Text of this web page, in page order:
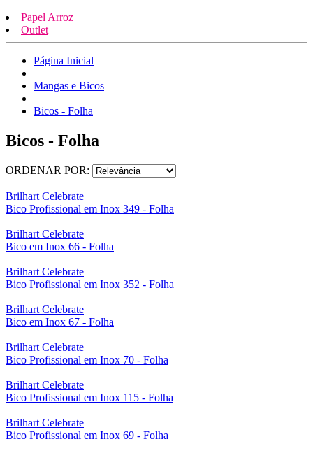
Papel Arroz
Outlet
Página Inicial
Mangas e Bicos
Bicos - Folha
Bicos - Folha
ORDENAR POR:
Brilhart Celebrate
Bico Profissional em Inox 349 - Folha
Brilhart Celebrate
Bico em Inox 66 - Folha
Brilhart Celebrate
Bico Profissional em Inox 352 - Folha
Brilhart Celebrate
Bico em Inox 67 - Folha
Brilhart Celebrate
Bico Profissional em Inox 70 - Folha
Brilhart Celebrate
Bico Profissional em Inox 115 - Folha
Brilhart Celebrate
Bico Profissional em Inox 69 - Folha